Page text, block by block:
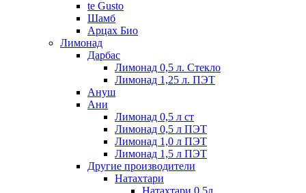
te Gusto
Шамб
Арцах Био
Лимонад
Дарбас
Лимонад 0,5 л. Стекло
Лимонад 1,25 л. ПЭТ
Ануш
Ани
Лимонад 0,5 л ст
Лимонад 0,5 л ПЭТ
Лимонад 1,0 л ПЭТ
Лимонад 1,5 л ПЭТ
Другие производители
Натахтари
Натахтари 0,5л